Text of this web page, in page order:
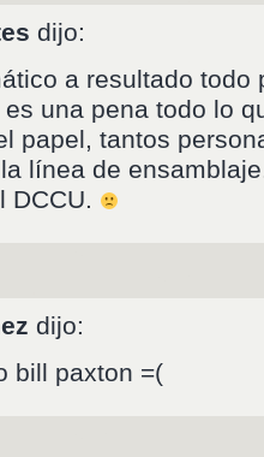
dijo:
a resultado todo
una pena todo lo
papel, tantos
línea de
DCCU.
dijo:
bill paxton =(